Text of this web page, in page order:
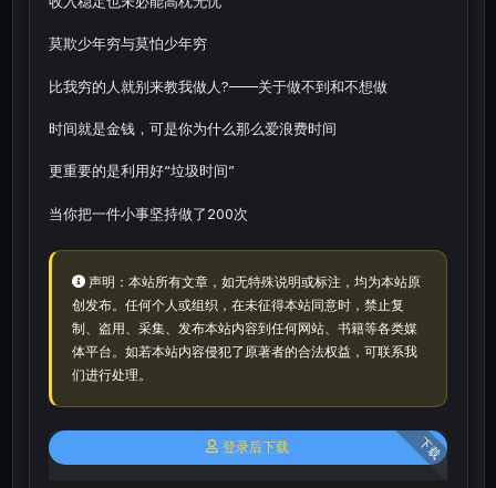
莫欺少年穷与莫怕少年穷
比我穷的人就别来教我做人?——关于做不到和不想做
时间就是金钱，可是你为什么那么爱浪费时间
更重要的是利用好“垃圾时间”
当你把一件小事坚持做了200次
声明：本站所有文章，如无特殊说明或标注，均为本站原
创发布。任何个人或组织，在未征得本站同意时，禁止复
制、盗用、采集、发布本站内容到任何网站、书籍等各类媒
体平台。如若本站内容侵犯了原著者的合法权益，可联系我
们进行处理。
下载
登录后下载